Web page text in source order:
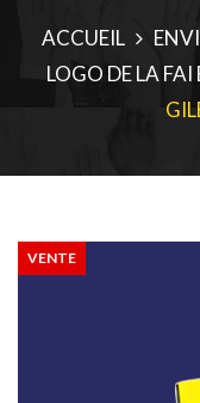
ACCUEIL
LOGO DE LA
VENTE